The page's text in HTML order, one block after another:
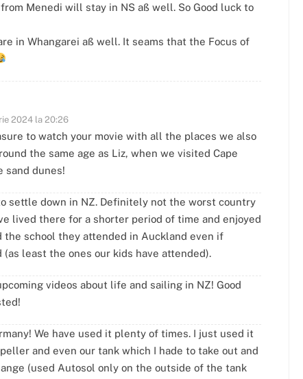
Menedi will stay in NS aß well. So Good luck to
in Whangarei aß well. It seams that the Focus of
2024 la 20:26
to watch your movie with all the places we also
the same age as Liz, when we visited Cape
sand dunes!
settle down in NZ. Definitely not the worst country
lived there for a shorter period of time and enjoyed
school they attended in Auckland even if
least the ones our kids have attended).
videos about life and sailing in NZ! Good
We have used it plenty of times. I just used it
and even our tank which I hade to take out and
(used Autosol only on the outside of the tank